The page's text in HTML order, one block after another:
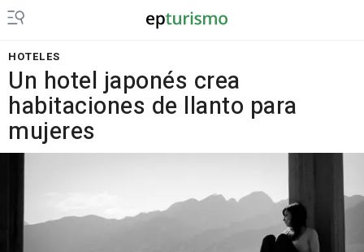
HOTELES
Un hotel japonés crea
habitaciones de llanto para
mujeres